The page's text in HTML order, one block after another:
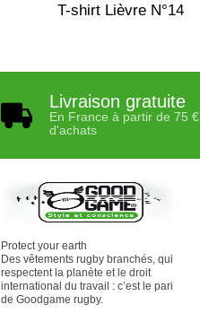
T-shirt Lièvre N°14
Livraison gratuite
En France à partir de 75 €
d'achats
Protect your earth
Des vêtements rugby branchés, qui
respectent la planète et le droit
international du travail : c’est le pari
de Goodgame rugby.